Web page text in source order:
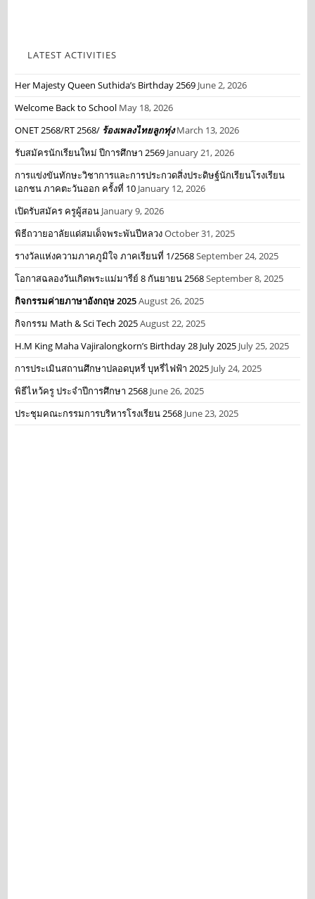
LATEST ACTIVITIES
Her Majesty Queen Suthida’s Birthday 2569 June 2, 2026
Welcome Back to School May 18, 2026
ONET 2568/RT 2568/ ร้องเพลงไทยลูกทุ่ง March 13, 2026
รับสมัครนักเรียนใหม่ ปีการศึกษา 2569 January 21, 2026
การแข่งขันทักษะวิชาการและการประกวดสิ่งประดิษฐ์นักเรียนโรงเรียน
เอกชน ภาคตะวันออก ครั้งที่ 10 January 12, 2026
เปิดรับสมัคร ครูผู้สอน January 9, 2026
พิธีถวายอาลัยแด่สมเด็จพระพันปีหลวงOctober 31, 2025
รางวัลแห่งความภาคภูมิใจ ภาคเรียนที่ 1/2568September 24, 2025
โอกาสฉลองวันเกิดพระแม่มารีย์ 8 กันยายน 2568September 8, 2025
กิจกรรมค่ายภาษาอังกฤษ 2025August 26, 2025
กิจกรรม Math & Sci Tech 2025August 22, 2025
H.M King Maha Vajiralongkorn’s Birthday 28 July 2025 July 25, 2025
การประเมินสถานศึกษาปลอดบุหรี่ บุหรี่ไฟฟ้า 2025 July 24, 2025
พิธีไหว้ครู ประจำปีการศึกษา 2568 June 26, 2025
ประชุมคณะกรรมการบริหารโรงเรียน 2568 June 23, 2025